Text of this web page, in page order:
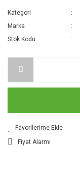
Kategori
Marka
Stok Kodu
Fiyat Alarmı